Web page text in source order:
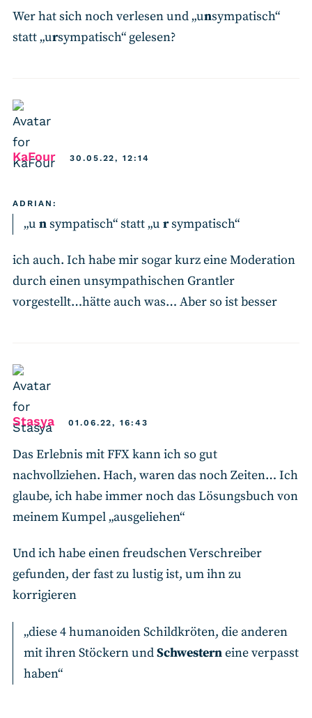
Wer hat sich noch verlesen und „unsympatisch“
statt „ursympatisch“ gelesen?
KaFoursays:30.05.22, 12:14
ADRIAN:
„u nsympatisch“ statt „u rsympatisch“
ich auch. Ich habe mir sogar kurz eine Moderation
durch einen unsympathischen Grantler
vorgestellt…hätte auch was… Aber so ist besser
Stasya says:01.06.22, 16:43
Das Erlebnis mit FFX kann ich so gut
nachvollziehen. Hach, waren das noch Zeiten… Ich
glaube, ich habe immer noch das Lösungsbuch von
meinem Kumpel „ausgeliehen“
Und ich habe einen freudschen Verschreiber
gefunden, der fast zu lustig ist, um ihn zu
korrigieren
„diese 4 humanoiden Schildkröten, die anderen
mit ihren Stöckern undSchwesterneine verpasst
haben“